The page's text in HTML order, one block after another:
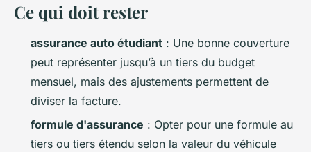
Astuces incontournables pour
réduire vos coûts d'assurance
auto étudiante
31/03/2026 15:29 10 min de lecture
Ce qui doit rester
assurance auto étudiant : Une bonne couverture
peut représenter jusqu’à un tiers du budget
mensuel, mais des ajustements permettent de
diviser la facture.
formule d'assurance : Opter pour une formule au
tiers ou tiers étendu selon la valeur du véhicule